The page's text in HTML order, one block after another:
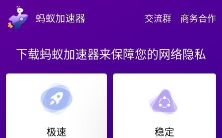
蚂蚁加速器 交流群 商务合作
下载蚂蚁加速器来保障您的网络隐私
极速 稳定